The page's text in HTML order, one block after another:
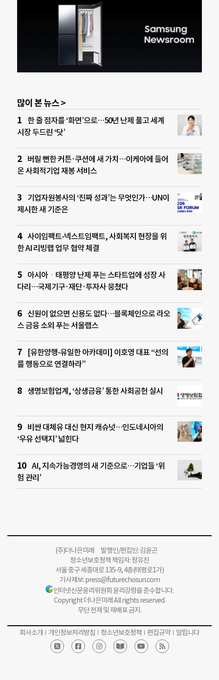
많이 본 뉴스 >
한 줄 점자를 ‘화면’으로…50년 난제 풀고 세계
시장 두드린 ‘닷’
버릴 뻔한 커튼·쿠션에 새 가치…이케아에 들어
온 사회적기업 재봉 서비스
기업자원봉사의 ‘진짜 성과’는 무엇인가…UN이
제시한 새 기준은
사이임팩트-넥스트임팩트, 사회복지 현장을 위
한 AI 리빙랩 업무 협약 체결
아시아ㆍ태평양 난제 푸는 스타트업에 성장 사
다리…국제기구·재단·투자사 뭉쳤다
신원이 없으면 신용도 없다…블록체인으로 라오
스 금융 소외 푸는 서울랩스
[유한양행-유일한 아카데미] 이호영 대표 “선의
를 행동으로 연결하라”
생명보험업계, ‘상생금융’ 통한 사회공헌 실시
비싼 대체유 대신 현지 캐슈넛…인도네시아의
‘우유 선택지’ 넓힌다
AI, 지속가능경영의 새 기준으로…기업들 ‘위
험 관리’
(주)더나은미래 발행인/편집인: 김윤곤
청소년보호정책 책임자: 정유진
서울 중구 세종대로 135-9, 4층(태평로1가)
기사제보:press@futurechosun.com
인터넷신문윤리위원회 윤리강령을 준수합니다.
Copyright 더나은미래 All rights reserved.
무단 전재 및 재배포 금지.
회사소개 개인정보처리방침 청소년보호정책 편집규약 알립니다